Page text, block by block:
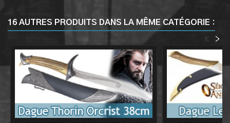
16 AUTRES PRODUITS DANS LA MÊME CATÉGORIE :
>
<